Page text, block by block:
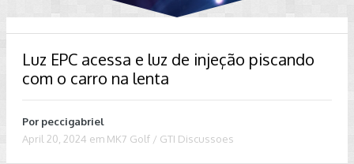
Luz EPC acessa e luz de injeção piscando
com o carro na lenta
Por peccigabriel
April 20, 2024 em MK7 Golf / GTI Discussoes